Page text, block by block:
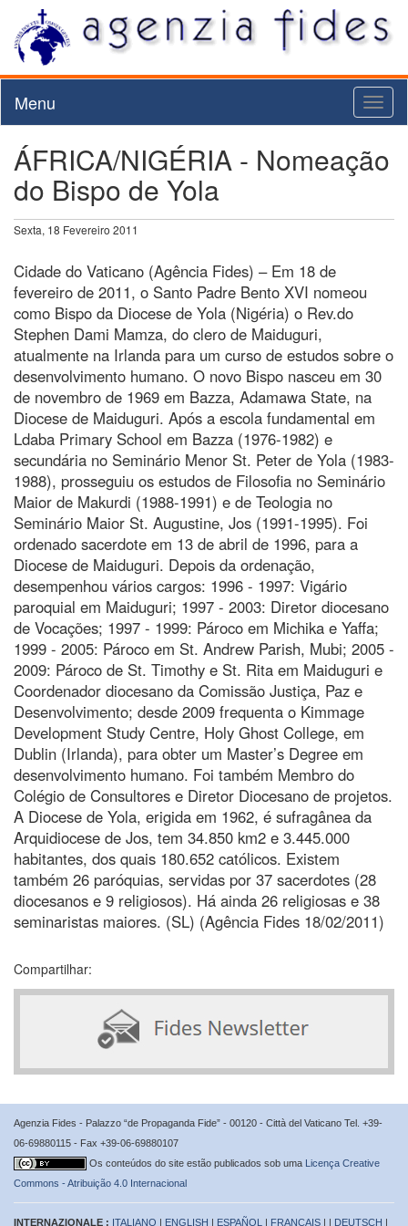
Menu
ÁFRICA/NIGÉRIA - Nomeação
do Bispo de Yola
Sexta, 18 Fevereiro 2011
Cidade do Vaticano (Agência Fides) – Em 18 de
fevereiro de 2011, o Santo Padre Bento XVI nomeou
como Bispo da Diocese de Yola (Nigéria) o Rev.do
Stephen Dami Mamza, do clero de Maiduguri,
atualmente na Irlanda para um curso de estudos sobre o
desenvolvimento humano. O novo Bispo nasceu em 30
de novembro de 1969 em Bazza, Adamawa State, na
Diocese de Maiduguri. Após a escola fundamental em
Ldaba Primary School em Bazza (1976-1982) e
secundária no Seminário Menor St. Peter de Yola (1983-
1988), prosseguiu os estudos de Filosofia no Seminário
Maior de Makurdi (1988-1991) e de Teologia no
Seminário Maior St. Augustine, Jos (1991-1995). Foi
ordenado sacerdote em 13 de abril de 1996, para a
Diocese de Maiduguri. Depois da ordenação,
desempenhou vários cargos: 1996 - 1997: Vigário
paroquial em Maiduguri; 1997 - 2003: Diretor diocesano
de Vocações; 1997 - 1999: Pároco em Michika e Yaffa;
1999 - 2005: Pároco em St. Andrew Parish, Mubi; 2005 -
2009: Pároco de St. Timothy e St. Rita em Maiduguri e
Coordenador diocesano da Comissão Justiça, Paz e
Desenvolvimento; desde 2009 frequenta o Kimmage
Development Study Centre, Holy Ghost College, em
Dublin (Irlanda), para obter um Master’s Degree em
desenvolvimento humano. Foi também Membro do
Colégio de Consultores e Diretor Diocesano de projetos.
A Diocese de Yola, erigida em 1962, é sufragânea da
Arquidiocese de Jos, tem 34.850 km2 e 3.445.000
habitantes, dos quais 180.652 católicos. Existem
também 26 paróquias, servidas por 37 sacerdotes (28
diocesanos e 9 religiosos). Há ainda 26 religiosas e 38
seminaristas maiores. (SL) (Agência Fides 18/02/2011)
Compartilhar:
Agenzia Fides - Palazzo “de Propaganda Fide” - 00120 - Città del Vaticano Tel. +39-
06-69880115 - Fax +39-06-69880107
Os conteúdos do site estão publicados sob uma Licença Creative
Commons - Atribuição 4.0 Internacional
INTERNAZIONALE : ITALIANO | ENGLISH | ESPAÑOL | FRANÇAIS | | DEUTSCH |